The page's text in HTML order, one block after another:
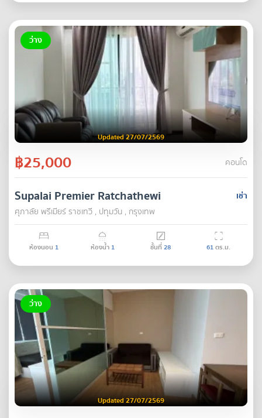
ว่าง
Updated 27/07/2569
฿25,000 คอนโด
เช่า
Supalai Premier Ratchathewi
ศุภาลัย พรีเมียร์ ราชเทวี , ปทุมวัน , กรุงเทพ
ห้องนอน 1 ห้องน้ำ 1 ชั้นที่28 61ตร.ม.
ว่าง
Updated 27/07/2569